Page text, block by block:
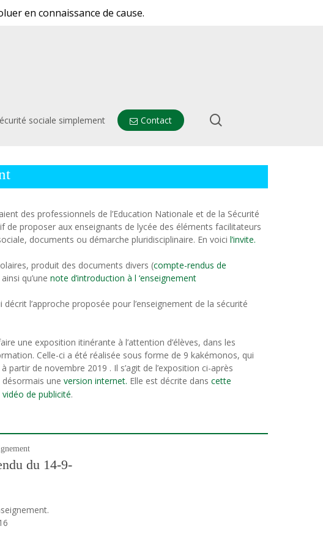
en connaissance de cause.
sociale simplement Contact
des professionnels de l’Education Nationale et de la Sécurité
de proposer aux enseignants de lycée des éléments facilitateurs
documents ou démarche pluridisciplinaire. En voici l’invite.
produit des documents divers (compte-rendus de
qu’une note d’introduction à l ‘enseignement
décrit l’approche proposée pour l’enseignement de la sécurité
une exposition itinérante à l’attention d’élèves, dans les
Celle-ci a été réalisée sous forme de 9 kakémonos, qui
partir de novembre 2019 . Il s’agit de l’exposition ci-après
désormais une version internet. Elle est décrite dans cette
vidéo de publicité.
du 14-9-